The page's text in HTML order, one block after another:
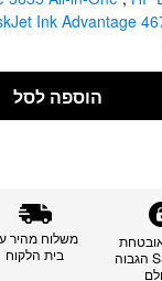
Ink Advantage
הוספה לסל
בתקן SSL הגבוה
משלוח מהיר
בית הלקוח